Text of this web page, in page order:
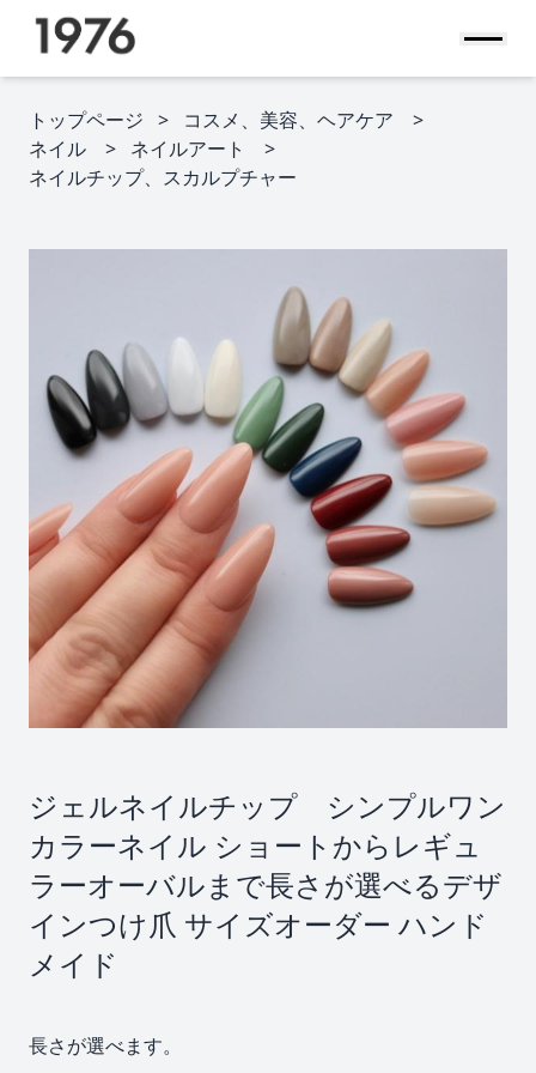
トップページ
コスメ、美容、ヘアケア
ネイル
ネイルアート
ネイルチップ、スカルプチャー
ジェルネイルチップ シンプルワン
カラーネイル ショートからレギュ
ラーオーバルまで長さが選べるデザ
インつけ爪 サイズオーダー ハンド
メイド
長さが選べます。